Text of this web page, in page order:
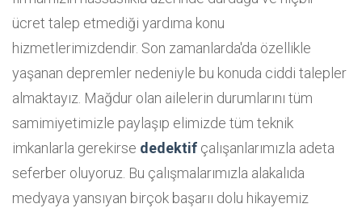
ücret talep etmediği yardıma konu
hizmetlerimizdendir. Son zamanlarda'da özellikle
yaşanan depremler nedeniyle bu konuda ciddi talepler
almaktayız. Mağdur olan ailelerin durumlarını tüm
samimiyetimizle paylaşıp elimizde tüm teknik
imkanlarla gerekirse dedektif çalışanlarımızla adeta
seferber oluyoruz. Bu çalışmalarımızla alakalıda
medyaya yansıyan birçok başarıı dolu hikayemiz